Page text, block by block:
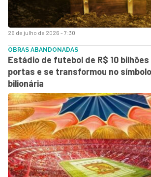
26 de julho de 2026 - 7:30
OBRAS ABANDONADAS
Estádio de futebol de R$ 10
portas e se transformou no
bilionária